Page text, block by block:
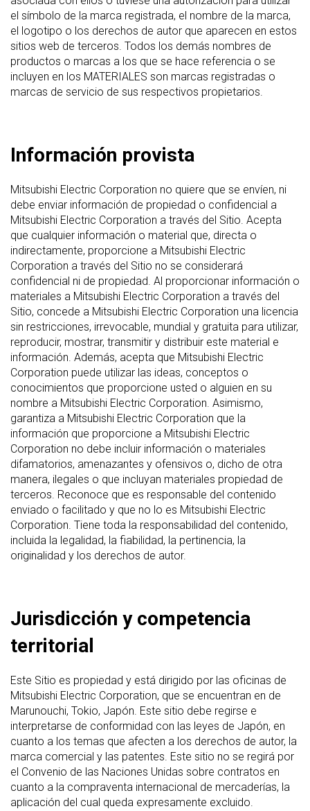
el símbolo de la marca registrada, el nombre de la marca,
el logotipo o los derechos de autor que aparecen en estos
sitios web de terceros. Todos los demás nombres de
productos o marcas a los que se hace referencia o se
incluyen en los MATERIALES son marcas registradas o
marcas de servicio de sus respectivos propietarios.
Información provista
Mitsubishi Electric Corporation no quiere que se envíen, ni
debe enviar información de propiedad o confidencial a
Mitsubishi Electric Corporation a través del Sitio. Acepta
que cualquier información o material que, directa o
indirectamente, proporcione a Mitsubishi Electric
Corporation a través del Sitio no se considerará
confidencial ni de propiedad. Al proporcionar información o
materiales a Mitsubishi Electric Corporation a través del
Sitio, concede a Mitsubishi Electric Corporation una licencia
sin restricciones, irrevocable, mundial y gratuita para utilizar,
reproducir, mostrar, transmitir y distribuir este material e
información. Además, acepta que Mitsubishi Electric
Corporation puede utilizar las ideas, conceptos o
conocimientos que proporcione usted o alguien en su
nombre a Mitsubishi Electric Corporation. Asimismo,
garantiza a Mitsubishi Electric Corporation que la
información que proporcione a Mitsubishi Electric
Corporation no debe incluir información o materiales
difamatorios, amenazantes y ofensivos o, dicho de otra
manera, ilegales o que incluyan materiales propiedad de
terceros. Reconoce que es responsable del contenido
enviado o facilitado y que no lo es Mitsubishi Electric
Corporation. Tiene toda la responsabilidad del contenido,
incluida la legalidad, la fiabilidad, la pertinencia, la
originalidad y los derechos de autor.
Jurisdicción y competencia
territorial
Este Sitio es propiedad y está dirigido por las oficinas de
Mitsubishi Electric Corporation, que se encuentran en de
Marunouchi, Tokio, Japón. Este sitio debe regirse e
interpretarse de conformidad con las leyes de Japón, en
cuanto a los temas que afecten a los derechos de autor, la
marca comercial y las patentes. Este sitio no se regirá por
el Convenio de las Naciones Unidas sobre contratos en
cuanto a la compraventa internacional de mercaderías, la
aplicación del cual queda expresamente excluido.